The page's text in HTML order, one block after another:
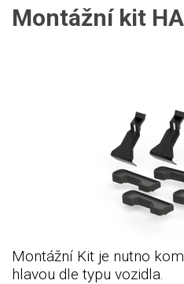
Montážní kit
Montážní Kit je nutno
hlavou dle typu vozidla.